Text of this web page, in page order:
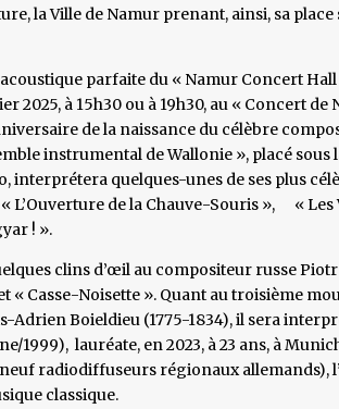
la Ville de Namur prenant, ainsi, sa
parfaite du « Namur Concert
2025, à 15h30 ou à 19h30, au « Concert de
de la naissance du célèbre
instrumental de Wallonie », placé
interprétera quelques-unes de ses plus
L’Ouverture de la Chauve-Souris », «
! ».
clins d’œil au compositeur russe
« Casse-Noisette ». Quant au troisième
Boieldieu (1775-1834), il sera
1999), lauréate, en 2023, à 23 ans, à
radiodiffuseurs régionaux allemands),
classique.